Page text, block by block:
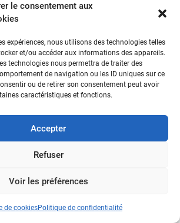
le consentement aux
expériences, nous utilisons des technologies telles
et/ou accéder aux informations des appareils.
technologies nous permettra de traiter des
de navigation ou les ID uniques sur ce
ou de retirer son consentement peut avoir
caractéristiques et fonctions.
Accepter
Refuser
Voir les préférences
de cookiesPolitique de confidentialité
Plan du site
|Mentions légales|Confidentialité|
par l'agence idcom